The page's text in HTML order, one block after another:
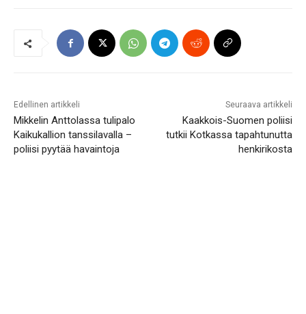
Edellinen artikkeli
Mikkelin Anttolassa tulipalo
Kaikukallion tanssilavalla –
poliisi pyytää havaintoja
Seuraava artikkeli
Kaakkois-Suomen poliisi
tutkii Kotkassa tapahtunutta
henkirikosta